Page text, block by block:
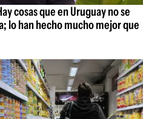
cosas que en Uruguay no se
lo han hecho mucho mejor que